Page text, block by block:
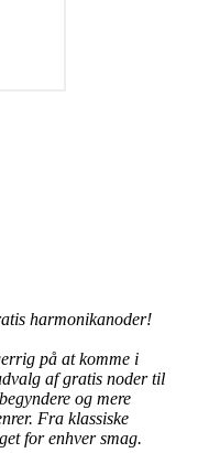
harmonikanoder!
på at komme i
af gratis noder til
og mere
Fra klassiske
for enhver smag.